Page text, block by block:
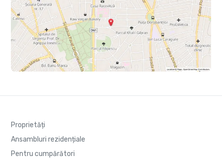
Proprietăți
Ansambluri rezidențiale
Pentru cumpărători